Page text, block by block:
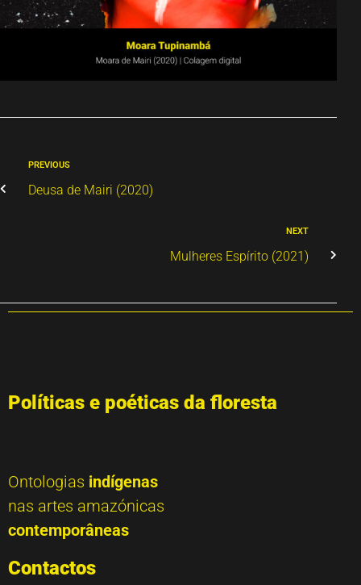
PREVIOUS
Deusa de Mairi (2020)
NEXT
Mulheres Espírito (2021)
Políticas e poéticas da floresta
Ontologias indígenas
nas artes amazónicas
contemporâneas
Contactos